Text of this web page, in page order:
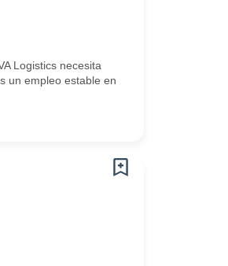
Logistics necesita
un empleo estable en